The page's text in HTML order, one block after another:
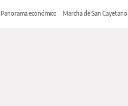
Panorama económico Marcha de San Cayetano